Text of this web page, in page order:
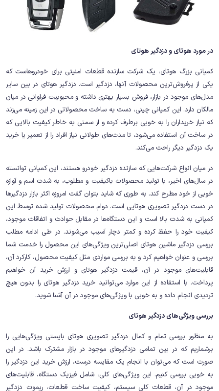
در مورد هوتای و دزدگیر هوتای
کمپانی بزرگ هوتای، یک شرکت سازنده قطعات امنیتی برای خودروهاست که
یکی از پرفروش‌ترین محصولات آنها، دزدگیر است. دزدگیر هوتای در بین سایر
مدل‌های موجود در بازار، فروش بسیار بهتری داشته و محبوبیت فراوانی در میان
مالکان دارد. این کمپانی چینی، دست به ساخت محصولاتی در این زمینه می‌زند
که نیاز خریداران را به خوبی برطرف کرده و از سمتی به خاطر کیفیت بالایی که
در ساخت آن استفاده می‌شود، تا مدت‌های طولانی نیاز افراد را از تعمیر یا خرید
یک دزدگیر دیگر راحت می‌کند.
در میان انواع شرکت‌هایی که سازنده دزدگیر خودرو هستند، این کمپانی توانسته
در سال‌های اخیر، با تولید محصولات باکیفیت و مطلوب، به شدت اسم و آوازه
خوبی از خود مطرح کند. به طوری که شاید بتوان گفت امروزه اکثر بازار دزدگیرها
در دست دزدگیر تصویری هوتایی است. دوام محصولات تولید شده توسط این
کمپانی به شدت بالا است و این دستگاه‌ها در مقابل حوادث و اتفاقات موجود،
کیفیت خود را حفظ کرده و کمتر دچار آسیب می‌شوند. در طی ادامه مطلب
بررسی دزدگیر ماشین هوتای اصلی‌ترین ویژگی‌های این محصول را خدمت شما
بررسی و عنوان خواهیم کرد و به بررسی مواردی مثل کیفیت محصول، کارکرد آن،
قابلیت‌های موجود در آن، قیمت دزدگیر هوتای و ارزش خرید آن خواهیم
پرداخت. با استفاده از این موارد می‌توانید خرید دزدگیر هوتای را بدون هیچ
تردیدی انجام داده و به خوبی با ویژگی‌های موجود در آن آشنا شوید.
بررسی ویژگی‌های دزدگیر هوتای
به منظور بررسی تمام و کمال دزدگیر تصویری هوتای بایستی ویژگی‌هایی را
برشماریم که در بین تمامی دزدگیرهای موجود در بازار مشترک باشد. در این
صورت است که می‌توان با انجام یک مقایسه درست، ارزش خرید این دزدگیر را
به خوبی بررسی کنیم. این ویژگی‌های کلی، شامل فیزیک دستگاه، قابلیت‌های
موجود در آن، قطعات کلی سیستم، کیفیت ساخت قطعات، ریموت دزدگیر